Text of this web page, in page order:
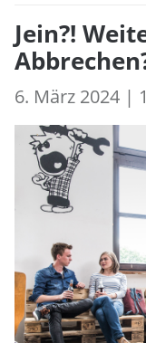
Jein?!
6. März 2024 |